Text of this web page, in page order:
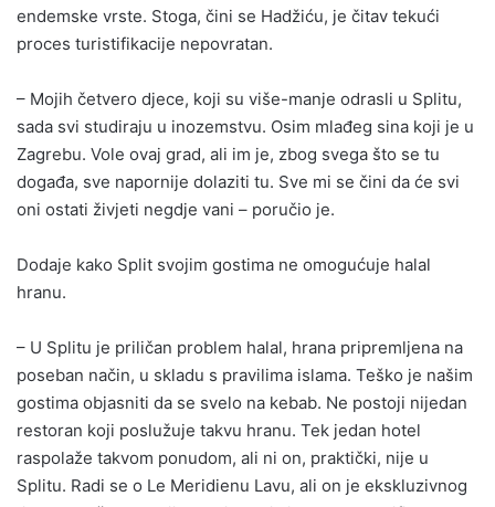
endemske vrste. Stoga, čini se Hadžiću, je čitav tekući
proces turistifikacije nepovratan.
– Mojih četvero djece, koji su više-manje odrasli u Splitu,
sada svi studiraju u inozemstvu. Osim mlađeg sina koji je u
Zagrebu. Vole ovaj grad, ali im je, zbog svega što se tu
događa, sve napornije dolaziti tu. Sve mi se čini da će svi
oni ostati živjeti negdje vani – poručio je.
Dodaje kako Split svojim gostima ne omogućuje halal
hranu.
– U Splitu je priličan problem halal, hrana pripremljena na
poseban način, u skladu s pravilima islama. Teško je našim
gostima objasniti da se svelo na kebab. Ne postoji nijedan
restoran koji poslužuje takvu hranu. Tek jedan hotel
raspolaže takvom ponudom, ali ni on, praktički, nije u
Splitu. Radi se o Le Meridienu Lavu, ali on je ekskluzivnog